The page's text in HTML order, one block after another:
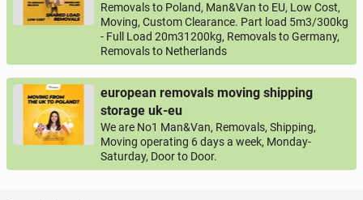
Removals to Poland, Man&Van to EU, Low Cost,
Moving, Custom Clearance. Part load 5m3/300kg
- Full Load 20m31200kg, Removals to Germany,
Removals to Netherlands
european removals moving shipping
storage uk-eu
We are No1 Man&Van, Removals, Shipping,
Moving operating 6 days a week, Monday-
Saturday, Door to Door.